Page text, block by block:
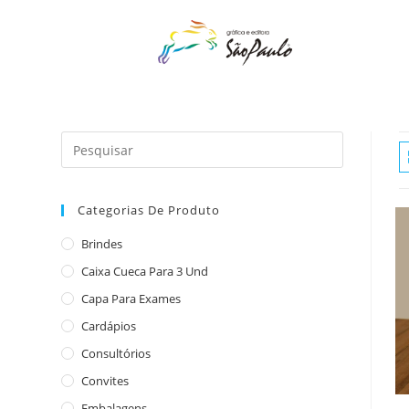
Categorias De Produto
Brindes
Caixa Cueca Para 3 Und
Capa Para Exames
Cardápios
Consultórios
Convites